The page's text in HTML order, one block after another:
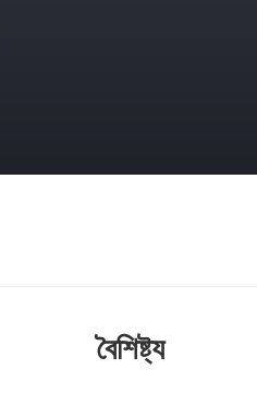
বৈশিষ্ট্য